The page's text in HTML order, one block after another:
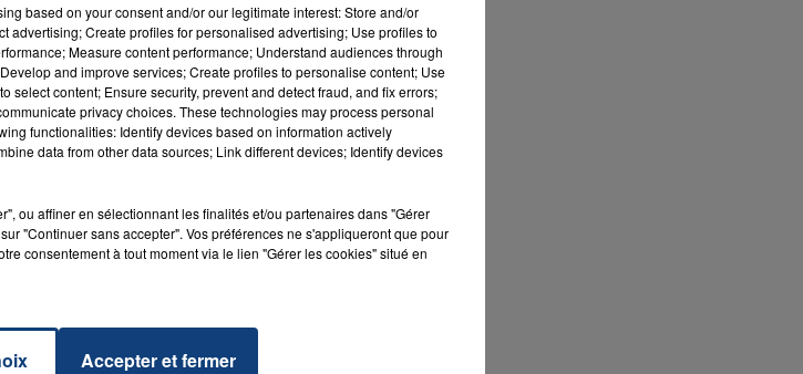
:
based on your consent and/or our legitimate interest: Store and/or
advertising; Create profiles for personalised advertising; Use profiles to
Measure content performance; Understand audiences through
and improve services; Create profiles to personalise content; Use
select content; Ensure security, prevent and detect fraud, and fix errors;
privacy choices. These technologies may process personal
functionalities: Identify devices based on information actively
data from other data sources; Link different devices; Identify devices
ou affiner en sélectionnant les finalités et/ou partenaires dans "Gérer
"Continuer sans accepter". Vos préférences ne s'appliqueront que pour
consentement à tout moment via le lien "Gérer les cookies" situé en
Accepter et fermer